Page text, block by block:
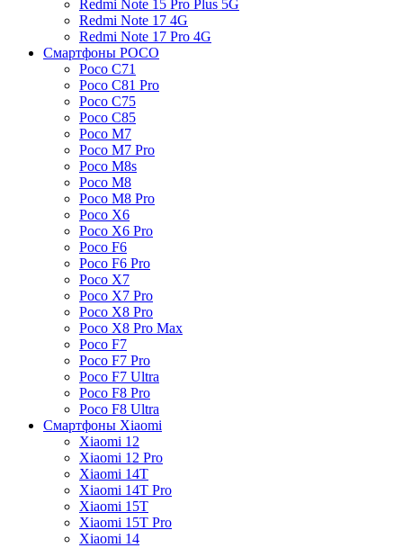
Redmi Note 15 Pro Plus 5G
Redmi Note 17 4G
Redmi Note 17 Pro 4G
Смартфоны POCO
Poco C71
Poco C81 Pro
Poco C75
Poco C85
Poco M7
Poco M7 Pro
Poco M8s
Poco M8
Poco M8 Pro
Poco X6
Poco X6 Pro
Poco F6
Poco F6 Pro
Poco X7
Poco X7 Pro
Poco X8 Pro
Poco X8 Pro Max
Poco F7
Poco F7 Pro
Poco F7 Ultra
Poco F8 Pro
Poco F8 Ultra
Смартфоны Xiaomi
Xiaomi 12
Xiaomi 12 Pro
Xiaomi 14T
Xiaomi 14T Pro
Xiaomi 15T
Xiaomi 15T Pro
Xiaomi 14